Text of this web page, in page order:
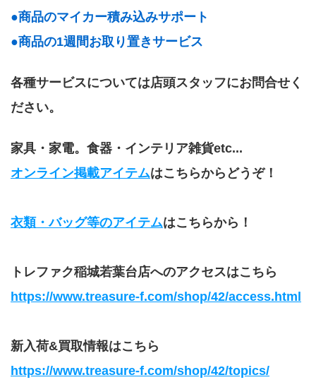
●商品のマイカー積み込みサポート
●商品の1週間お取り置きサービス
各種サービスについては店頭スタッフにお問合せく
ださい。
家具・家電。食器・インテリア雑貨etc...
オンライン掲載アイテムはこちらからどうぞ！
衣類・バッグ等のアイテムはこちらから！
トレファク稲城若葉台店へのアクセスはこちら
https://www.treasure-f.com/shop/42/access.html
新入荷&買取情報はこちら
https://www.treasure-f.com/shop/42/topics/​